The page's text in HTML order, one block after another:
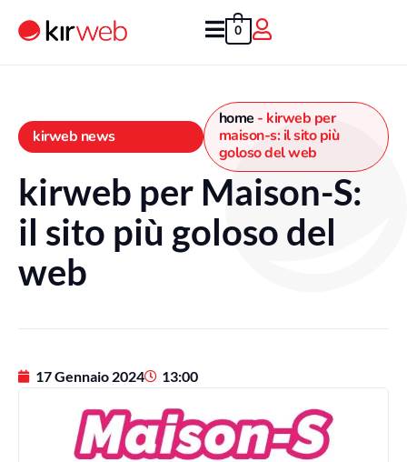
0
kirweb news
home - kirweb per
maison-s: il sito più
goloso del web
kirweb per Maison-S:
il sito più goloso del
web
17 Gennaio 2024 13:00